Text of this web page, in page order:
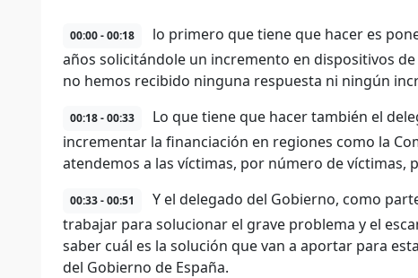
00:00 - 00:18
lo primero que tiene que hacer es
años solicitándole un incremento en dispositivos
no hemos recibido ninguna respuesta ni ningún
00:18 - 00:33
Lo que tiene que hacer también el
incrementar la financiación en regiones como la
atendemos a las víctimas, por número de víctimas,
00:33 - 00:51
Y el delegado del Gobierno, como
trabajar para solucionar el grave problema y el
saber cuál es la solución que van a aportar para
del Gobierno de España.